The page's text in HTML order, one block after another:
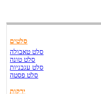
סלטים
סלט טאבולה
סלט טונה
סלט עגבניות
סלט פסטה
ירקות